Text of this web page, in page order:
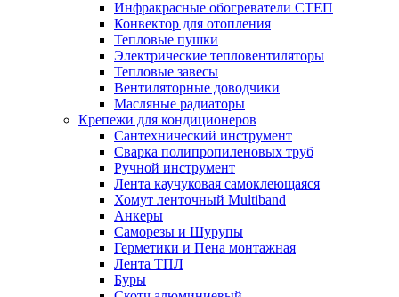
Инфракрасные обогреватели СТЕП
Конвектор для отопления
Тепловые пушки
Электрические тепловентиляторы
Тепловые завесы
Вентиляторные доводчики
Масляные радиаторы
Крепежи для кондиционеров
Сантехнический инструмент
Сварка полипропиленовых труб
Ручной инструмент
Лента каучуковая самоклеющаяся
Хомут ленточный Multiband
Анкеры
Саморезы и Шурупы
Герметики и Пена монтажная
Лента ТПЛ
Буры